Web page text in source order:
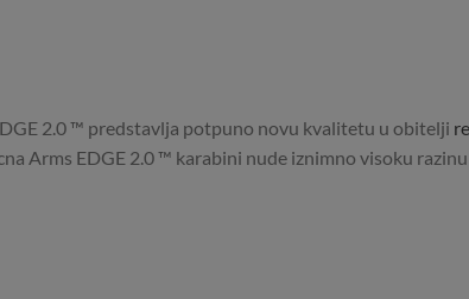
2.0 ™ predstavlja potpuno novu kvalitetu u obitelji
Arms EDGE 2.0 ™ karabini nude iznimno visoku